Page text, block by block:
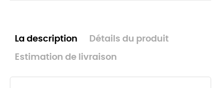
La description Détails du produit
Estimation de livraison